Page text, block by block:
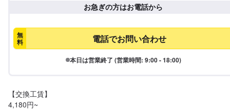
お急ぎの方はお電話から
無
料 電話でお問い合わせ
本日は営業終了 (営業時間: 9:00 - 18:00)
【交換工賃】
4,180円~